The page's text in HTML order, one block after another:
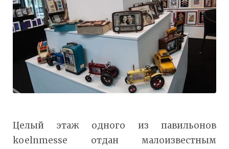
Целый этаж одного из павильонов
koelnmesse отдан малоизвестным